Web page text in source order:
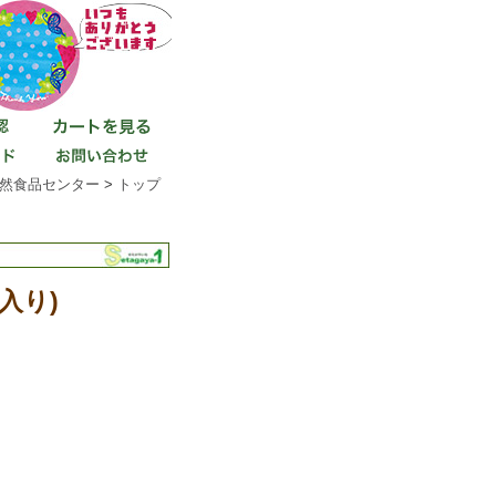
食品センター > トップ
り)